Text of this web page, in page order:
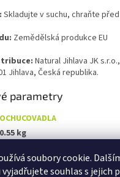
soubory cookie.
souhlas s jejich
Skladujte v suchu, chraňte
Zemědělská produkce EU
Natural Jihlava JK
Jihlava, Česká republika.
parametry
OCHUCOVADLA
0.55 kg